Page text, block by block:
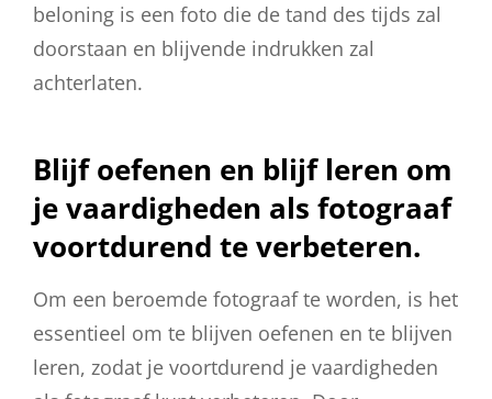
beloning is een foto die de tand des tijds zal
doorstaan en blijvende indrukken zal
achterlaten.
Blijf oefenen en blijf leren om
je vaardigheden als fotograaf
voortdurend te verbeteren.
Om een beroemde fotograaf te worden, is het
essentieel om te blijven oefenen en te blijven
leren, zodat je voortdurend je vaardigheden